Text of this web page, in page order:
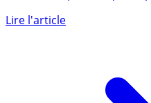
distribuées par Banque